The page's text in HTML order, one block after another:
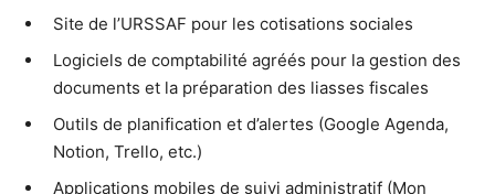
Site de l’URSSAF pour les cotisations sociales
Logiciels de comptabilité agréés pour la gestion des
documents et la préparation des liasses fiscales
Outils de planification et d’alertes (Google Agenda,
Notion, Trello, etc.)
Applications mobiles de suivi administratif (Mon